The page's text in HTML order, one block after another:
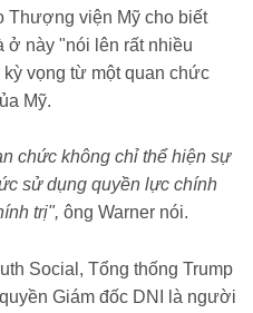
Thượng viện Mỹ cho biết
ở này "nói lên rất nhiều
vọng từ một quan chức
Mỹ.
chức không chỉ thể hiện sự
sử dụng quyền lực chính
trị", ông Warner nói.
Social, Tổng thống Trump
Giám đốc DNI là người